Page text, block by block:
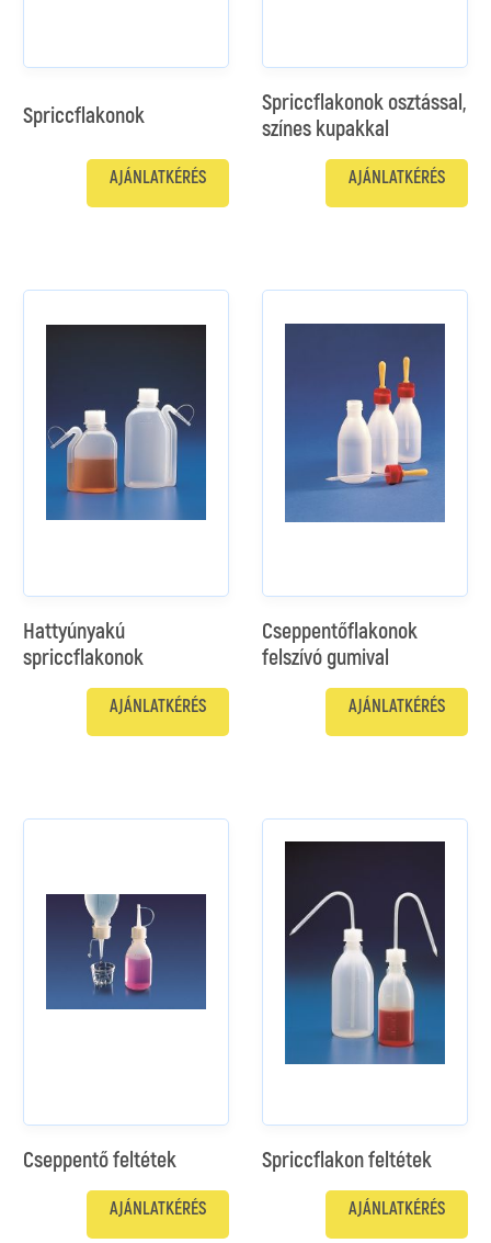
Spriccflakonok
AJÁNLATKÉRÉS
Spriccflakonok osztással,
színes kupakkal
AJÁNLATKÉRÉS
Hattyúnyakú
spriccflakonok
AJÁNLATKÉRÉS
Cseppentőflakonok
felszívó gumival
AJÁNLATKÉRÉS
Cseppentő feltétek
AJÁNLATKÉRÉS
Spriccflakon feltétek
AJÁNLATKÉRÉS